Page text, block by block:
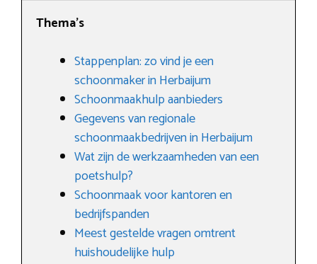
Thema’s
Stappenplan: zo vind je een
schoonmaker in Herbaijum
Schoonmaakhulp aanbieders
Gegevens van regionale
schoonmaakbedrijven in Herbaijum
Wat zijn de werkzaamheden van een
poetshulp?
Schoonmaak voor kantoren en
bedrijfspanden
Meest gestelde vragen omtrent
huishoudelijke hulp